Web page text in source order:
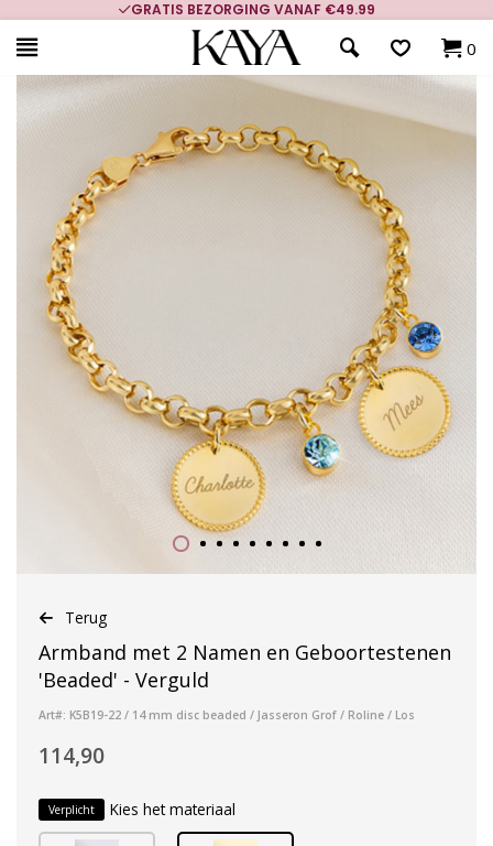
GRATIS BEZORGING VANAF €49.99
0
Terug
Armband met 2 Namen en Geboortestenen
'Beaded' - Verguld
Art#: K5B19-22 / 14 mm disc beaded / Jasseron Grof / Roline / Los
114,90
Verplicht Kies het materiaal